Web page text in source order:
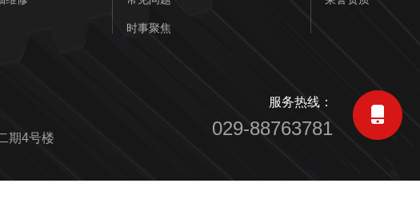
时事聚焦
期4号楼
服务热线：
029-88763781